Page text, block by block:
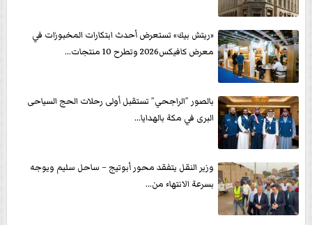
«ريتش بيك» تستعرض أحدث ابتكارات المخبوزات في
معرض كافيكس2026 وتطرح 10 منتجات...
بالصور ”الراجحي” تستقبل أولى رحلات الحج السياحى
البرى في مكة بالهدايا...
وزير النقل يتفقد محور أبوتيج – ساحل سليم ويوجه
بسرعة الانتهاء من...